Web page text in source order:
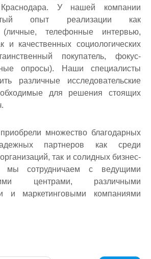
У нашей компании
опыт реализации как
(личные, телефонные интервью,
и качественных социологических
покупатель, фокус-
опросы). Наши специалисты
различные исследовательские
для решения стоящих
множество благодарных
партнеров как среди
так и солидных бизнес-
мы сотрудничаем с ведущими
центрами, различными
и маркетинговыми компаниями